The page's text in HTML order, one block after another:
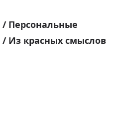
/ Персональные
/ Из красных смыслов